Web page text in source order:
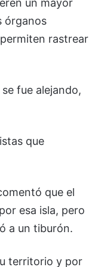
un mayor
órganos
rastrear
fue alejando,
que
que el
esa isla, pero
a un tiburón.
territorio y por